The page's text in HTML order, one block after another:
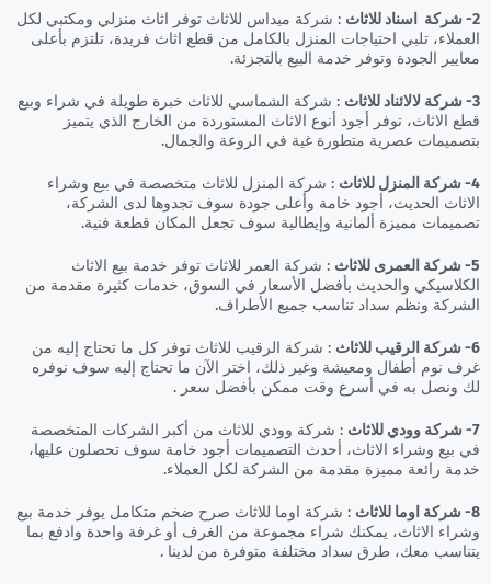
2- شركة اسناد للاثاث
: شركة ميداس للاثاث توفر اثاث منزلي ومكتبي لكل
العملاء، تلبي احتياجات المنزل بالكامل من قطع اثاث فريدة، تلتزم بأعلى
معايير الجودة وتوفر خدمة البيع بالتجزئة.
3- شركة لالائناد للاثاث
: شركة الشماسي للاثاث خبرة طويلة في شراء وبيع
قطع الاثاث، توفر أجود أنوع الاثاث المستوردة من الخارج الذي يتميز
بتصميمات عصرية متطورة غية في الروعة والجمال.
4- شركة المنزل للاثاث
: شركة المنزل للاثاث متخصصة في بيع وشراء
الاثاث الحديث، أجود خامة وأعلى جودة سوف تجدوها لدى الشركة،
تصميمات مميزة ألمانية وإيطالية سوف تجعل المكان قطعة فنية.
5- شركة العمرى للاثاث
: شركة العمر للاثاث توفر خدمة بيع الاثاث
الكلاسيكي والحديث بأفضل الأسعار في السوق، خدمات كثيرة مقدمة من
الشركة ونظم سداد تناسب جميع الأطراف.
6- شركة الرقيب للاثاث
: شركة الرقيب للاثاث توفر كل ما تحتاج إليه من
غرف نوم أطفال ومعيشة وغير ذلك، اختر الآن ما تحتاج إليه سوف نوفره
لك ونصل به في أسرع وقت ممكن بأفضل سعر .
7- شركة وودي للاثاث
: شركة وودي للاثاث من أكبر الشركات المتخصصة
في بيع وشراء الاثاث، أحدث التصميمات أجود خامة سوف تحصلون عليها،
خدمة رائعة مميزة مقدمة من الشركة لكل العملاء.
8- شركة اوما للاثاث
: شركة اوما للاثاث صرح ضخم متكامل يوفر خدمة بيع
وشراء الاثاث، يمكنك شراء مجموعة من الغرف أو غرفة واحدة وادفع بما
يتناسب معك، طرق سداد مختلفة متوفرة من لدينا .